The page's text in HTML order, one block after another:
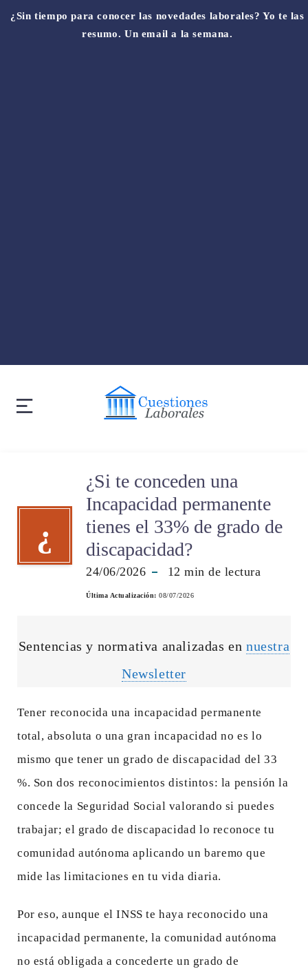
¿Sin tiempo para conocer las novedades laborales? Yo te las
resumo. Un email a la semana.
¿
¿Si te conceden una
Incapacidad permanente
tienes el 33% de grado de
discapacidad?
24/06/2026 12 min de lectura
Última Actualización: 08/07/2026
Sentencias y normativa analizadas en nuestra
Newsletter
Tener reconocida una incapacidad permanente
total, absoluta o una gran incapacidad no es lo
mismo que tener un grado de discapacidad del 33
%. Son dos reconocimientos distintos: la pensión la
concede la Seguridad Social valorando si puedes
trabajar; el grado de discapacidad lo reconoce tu
comunidad autónoma aplicando un baremo que
mide las limitaciones en tu vida diaria.
Por eso, aunque el INSS te haya reconocido una
incapacidad permanente, la comunidad autónoma
no está obligada a concederte un grado de